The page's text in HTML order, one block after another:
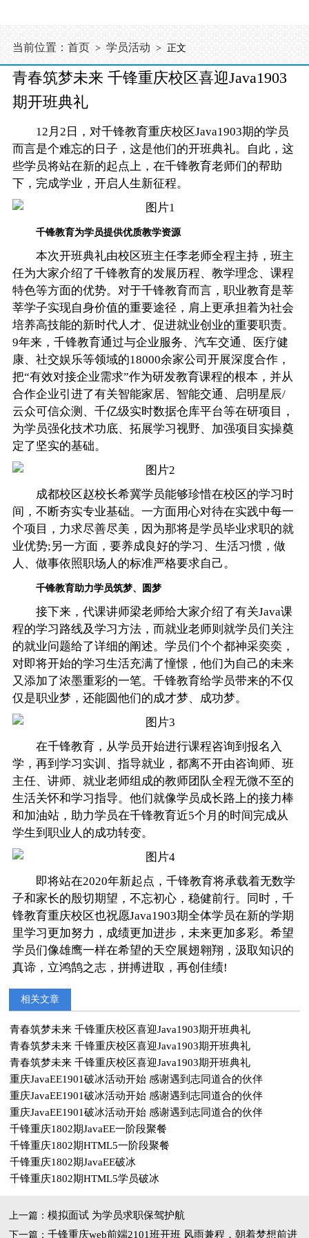
当前位置： 首页 > 学员活动 > 正文
青春筑梦未来 千锋重庆校区喜迎Java1903
期开班典礼
12月2日，对千锋教育重庆校区Java1903期的学员
而言是个难忘的日子，这是他们的开班典礼。自此，这
些学员将站在新的起点上，在千锋教育老师们的帮助
下，完成学业，开启人生新征程。
千锋教育为学员提供优质教学资源
本次开班典礼由校区班主任李老师全程主持，班主
任为大家介绍了千锋教育的发展历程、教学理念、课程
特色等方面的优势。对于千锋教育而言，职业教育是莘
莘学子实现自身价值的重要途径，肩上更承担着为社会
培养高技能的新时代人才、促进就业创业的重要职责。
9年来，千锋教育通过与企业服务、汽车交通、医疗健
康、社交娱乐等领域的18000余家公司开展深度合作，
把“有效对接企业需求”作为研发教育课程的根本，并从
合作企业引进了有关智能家居、智能交通、启明星辰/
云众可信众测、千亿级实时数据仓库平台等在研项目，
为学员强化技术功底、拓展学习视野、加强项目实操奠
定了坚实的基础。
成都校区赵校长希冀学员能够珍惜在校区的学习时
间，不断夯实专业基础。一方面用心对待在实践中每一
个项目，力求尽善尽美，因为那将是学员毕业求职的就
业优势;另一方面，要养成良好的学习、生活习惯，做
人、做事依照职场人的标准严格要求自己。
千锋教育助力学员筑梦、圆梦
接下来，代课讲师梁老师给大家介绍了有关Java课
程的学习路线及学习方法，而就业老师则就学员们关注
的就业问题给了详细的阐述。学员们个个都神采奕奕，
对即将开始的学习生活充满了憧憬，他们为自己的未来
又添加了浓墨重彩的一笔。千锋教育给学员带来的不仅
仅是职业梦，还能圆他们的成才梦、成功梦。
在千锋教育，从学员开始进行课程咨询到报名入
学，再到学习实训、指导就业，都离不开由咨询师、班
主任、讲师、就业老师组成的教师团队全程无微不至的
生活关怀和学习指导。他们就像学员成长路上的接力棒
和加油站，助力学员在千锋教育近5个月的时间完成从
学生到职业人的成功转变。
即将站在2020年新起点，千锋教育将承载着无数学
子和家长的殷切期望，不忘初心，稳健前行。同时，千
锋教育重庆校区也祝愿Java1903期全体学员在新的学期
里学习更加努力，成绩更加进步，未来更加多彩。希望
学员们像雄鹰一样在希望的天空展翅翱翔，汲取知识的
真谛，立鸿鹄之志，拼搏进取，再创佳绩!
相关文章
青春筑梦未来 千锋重庆校区喜迎Java1903期开班典礼
青春筑梦未来 千锋重庆校区喜迎Java1903期开班典礼
青春筑梦未来 千锋重庆校区喜迎Java1903期开班典礼
重庆JavaEE1901破冰活动开始 感谢遇到志同道合的伙伴
重庆JavaEE1901破冰活动开始 感谢遇到志同道合的伙伴
重庆JavaEE1901破冰活动开始 感谢遇到志同道合的伙伴
千锋重庆1802期JavaEE一阶段聚餐
千锋重庆1802期HTML5一阶段聚餐
千锋重庆1802期JavaEE破冰
千锋重庆1802期HTML5学员破冰
上一篇：模拟面试 为学员求职保驾护航
下一篇：千锋重庆web前端2101班开班 风雨兼程，朝着梦想前进